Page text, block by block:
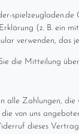
(z. B. ein
verwenden, das
die Mitteilung
alle Zahlungen,
von uns
dieses